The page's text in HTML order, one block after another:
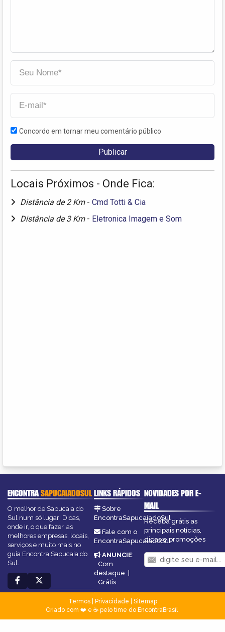
Concordo em tornar meu comentário público
Locais Próximos - Onde Fica:
Distância de 2 Km - Cmd Totti & Cia
Distância de 3 Km - Eletronica Imagem e Som
ENCONTRASAPUCAIADOSUL
O melhor de Sapucaia do
Sul num só lugar! Dicas,
onde ir, o que fazer, as
melhores empresas, locais,
serviços e muito mais no
guia Encontra Sapucaia do
Sul.
LINKS RÁPIDOS
Sobre
EncontraSapucaiadoSul
Fale com o
EncontraSapucaiadoSul
ANUNCIE:
Com
destaque |
Grátis
NOVIDADES POR E-
MAIL
Receba grátis as
principais notícias,
dicas e promoções
Termos| Privacidade
Sitemap
Criado com ❤️ e ☕ pelo time do EncontraBrasil